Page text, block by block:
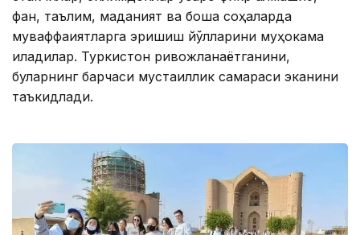
фан, таълим, маданият ва бошқа соҳаларда
муваффақиятларга эришиш йўлларини муҳокама
қиладилар. Туркистон ривожланаётганини,
буларнинг барчаси мустақиллик самараси эканини
таъкидлади.